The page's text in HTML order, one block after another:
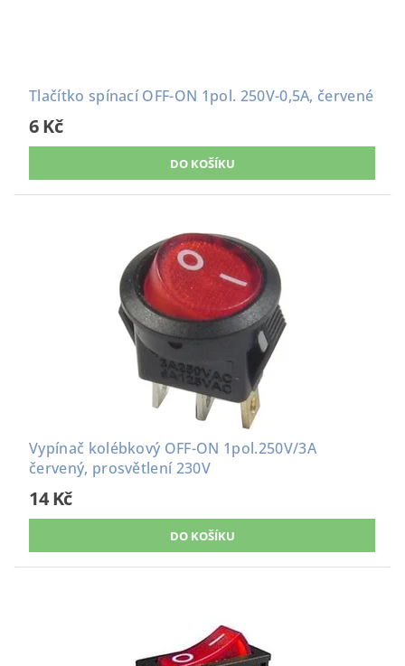
Tlačítko spínací OFF-ON 1pol. 250V-0,5A, červené
6 Kč
Vypínač kolébkový OFF-ON 1pol.250V/3A
červený, prosvětlení 230V
14 Kč